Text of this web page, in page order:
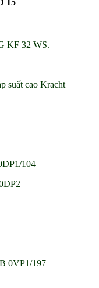
15
KF 32 WS.
suất cao Kracht
104
0VP1/197